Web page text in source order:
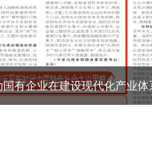
有企业在建设现代化产业